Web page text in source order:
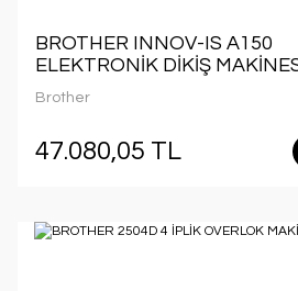
BROTHER INNOV-IS A150
ELEKTRONİK DİKİŞ
Brother
47.080,05 TL